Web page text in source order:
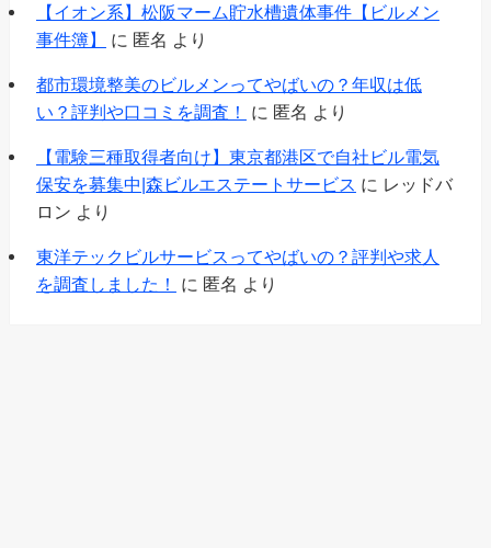
【イオン系】松阪マーム貯水槽遺体事件【ビルメン
事件簿】
に 匿名 より
都市環境整美のビルメンってやばいの？年収は低
い？評判や口コミを調査！
に 匿名 より
【電験三種取得者向け】東京都港区で自社ビル電気
保安を募集中|森ビルエステートサービス に レッドバ
ロン より
東洋テックビルサービスってやばいの？評判や求人
を調査しました！
に 匿名 より